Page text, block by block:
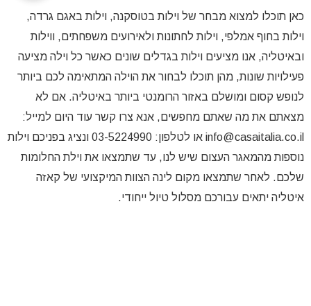
כאן תוכלו למצוא מבחר של וילות בטוסקנה, וילות באגם גרדה,
וילות בחוף אמלפי, וילות לחתונות ולאירועים משפחתים, ווילות
ובאיטליה, אנו מציעים וילות בגדלים שונים כאשר כל וילה מציעה
פעילויות שונות, מהן תוכלו לבחור את הוילה המתאימה לכם ביותר
לנופש קסום ומושלם באזור הרומנטי ביותר באיטליה. אם לא
מצאתם את מה שאתם מחפשים, אנא צרו קשר עוד היום למייל:
info@casaitalia.co.il או לטלפון: 03-5224990 ונציג בפניכם וילות
נוספות מהמאגר העצום שיש לנו, עד שתמצאו את וילת החלומות
שלכם. לאחר שתמצאו מקום לינה הצוות המיקצועי של קאזה
איטליה יתאים עבורכם מסלול טיול ייחודי.